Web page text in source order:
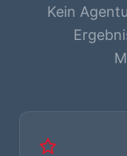
Kein